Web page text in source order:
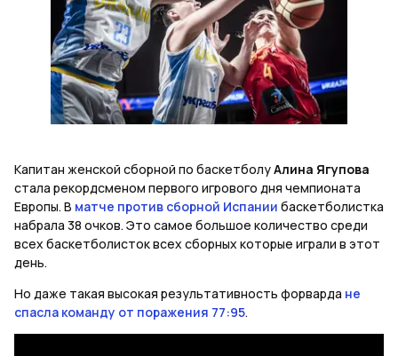
Капитан женской сборной по баскетболуАлина Ягупова
стала рекордсменом первого игрового дня чемпионата
Европы. В матче против сборной Испании баскетболистка
набрала 38 очков. Это самое большое количество среди
всех баскетболисток всех сборных которые играли в этот
день.
Но даже такая высокая результативность форварда не
спасла команду от поражения 77:95.